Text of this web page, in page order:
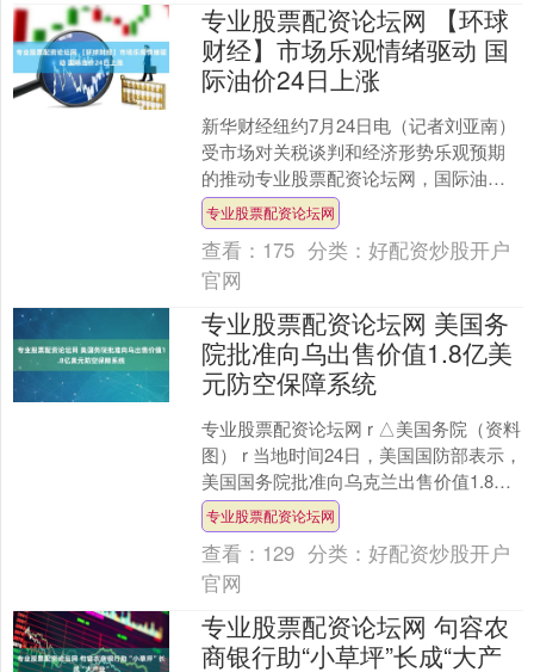
专业股票配资论坛网 【环球
财经】市场乐观情绪驱动 国
际油价24日上涨
新华财经纽约7月24日电（记者刘亚南）
受市场对关税谈判和经济形势乐观预期
的推动专业股票配资论坛网，国际油价
在隔夜市场上涨，24日早盘强势盘整，
午后显著回落，但尾....
专业股票配资论坛网
查看： 175 分类：好配资炒股开户
官网
专业股票配资论坛网 美国务
院批准向乌出售价值1.8亿美
元防空保障系统
专业股票配资论坛网 r △美国务院（资料
图） r 当地时间24日，美国国防部表示，
美国国务院批准向乌克兰出售价值1.8亿
美元的防空保障系统，批准向乌克兰出
售价值....
专业股票配资论坛网
查看： 129 分类：好配资炒股开户
官网
专业股票配资论坛网 句容农
商银行助“小草坪”长成“大产